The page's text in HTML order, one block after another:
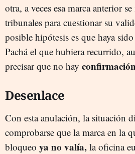
otra, a veces esa marca anterior
tribunales para cuestionar su
posible hipótesis es que haya
Pachá el que hubiera recurrido,
precisar que no hay
Desenlace
Con esta anulación, la situación
comprobarse que la marca en la
bloqueo ya no valía, la oficina